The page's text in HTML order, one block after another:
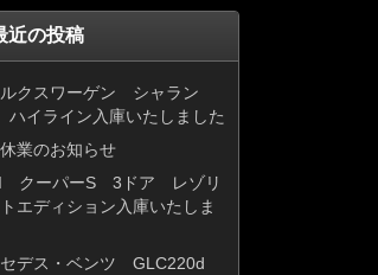
近の投稿
ルクスワーゲン シャラン
イライン入庫いたしました
業のお知らせ
クーパーS 3ドア レゾリ
エディション入庫いたしま
セデス・ベンツ GLC220d